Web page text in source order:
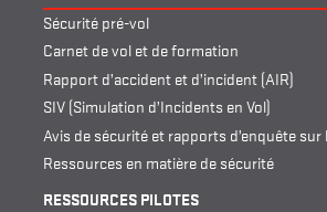
Sécurité pré-vol
Carnet de vol et de formation
Rapport d’accident et d’incident (AIR)
SIV (Simulation d’Incidents en Vol)
Avis de sécurité et rapports d’enquête
Ressources en matière de sécurité
RESSOURCES PILOTES